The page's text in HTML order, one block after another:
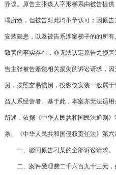
异议。原告主张该人字形梯系由被告提
塌所致，但被告对此均不予认可；因原
安装隐患，以及被告系涉案梯子的的所
致害的事实存在，亦无法认定原告之损
告主张被告赔偿相关损失的诉讼请求，因
另，按照交易惯例，投影仪安装一般属
益人系经营者。基于此，本案亦无法适
所述，依据《中华人民共和国民法通则
条、《中华人民共和国侵权责任法》第六
一、驳回原告刁某的全部诉讼请求。
二、案件受理费二千六百九十三元，